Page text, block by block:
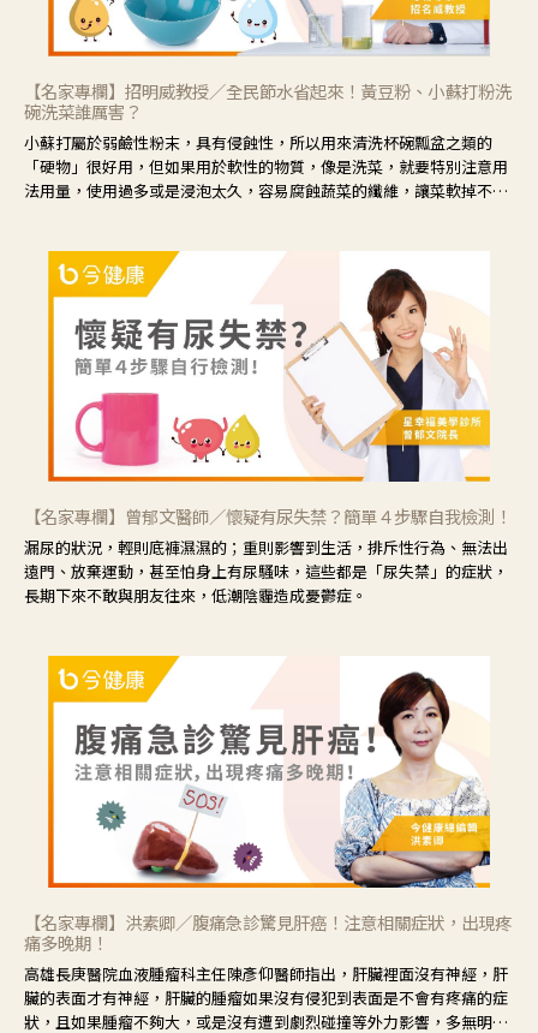
【名家專欄】招明威教授／全民節水省起來！黃豆粉、小蘇打粉洗
碗洗菜誰厲害？
小蘇打屬於弱鹼性粉末，具有侵蝕性，所以用來清洗杯碗瓢盆之類的
「硬物」很好用，但如果用於軟性的物質，像是洗菜，就要特別注意用
法用量，使用過多或是浸泡太久，容易腐蝕蔬菜的纖維，讓菜軟掉不清
【名家專欄】曾郁文醫師／懷疑有尿失禁？簡單４步驟自我檢測！
漏尿的狀況，輕則底褲濕濕的；重則影響到生活，排斥性行為、無法出
遠門、放棄運動，甚至怕身上有尿騷味，這些都是「尿失禁」的症狀，
長期下來不敢與朋友往來，低潮陰霾造成憂鬱症。
【名家專欄】洪素卿／腹痛急診驚見肝癌！注意相關症狀，出現疼
痛多晚期！
高雄長庚醫院血液腫瘤科主任陳彥仰醫師指出，肝臟裡面沒有神經，肝
臟的表面才有神經，肝臟的腫瘤如果沒有侵犯到表面是不會有疼痛的症
狀，且如果腫瘤不夠大，或是沒有遭到劇烈碰撞等外力影響，多無明顯